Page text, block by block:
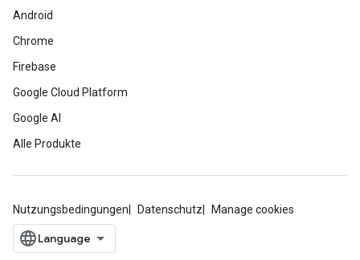
Android
Chrome
Firebase
Google Cloud Platform
Google AI
Alle Produkte
Nutzungsbedingungen Datenschutz Manage cookies